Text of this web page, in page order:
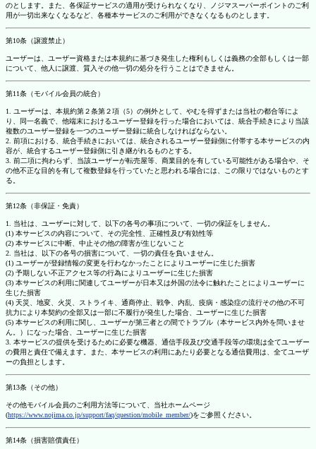
のとします。また、各保証サービスの適用が受けられなくなり、ノジマスーパーポイントのご利
用が一切出来なくなるなど、各種本サービスのご利用ができなくなるものとします。
第10条（譲渡禁止）
ユーザーは、ユーザー資格または本規約に基づき発生した権利もしくは義務の全部もしくは一部
について、他人に譲渡、質入その他一切の処分を行うことはできません。
第11条（モバイル会員の統合）
1. ユーザーは、本規約第２条第２項（5）の例外として、やむを得ずまたは当社の都合等によ
り、同一名義で、他端末におけるユーザー登録を行った場合においては、統合手続きにより当該
複数のユーザー登録を一つのユーザー登録に統合しなければならない。
2. 前項における、統合手続きにおいては、統合されるユーザー登録側に付帯する本サービスの内
容が、統合するユーザー登録側に引き継がれるものとする。
3. 前二項に拘わらず、当該ユーザーが転売屋等、商業目的を有している可能性がある場合や、そ
の他不正な目的を有して複数登録を行っていたと思われる場合には、この限りではないものとす
る。
第12条（非保証・免責）
1. 当社は、ユーザーに対して、以下の各号の事項について、一切の保証をしません。
(1) 本サービスの内容について、その完全性、正確性及び有効性等
(2) 本サービスに中断、中止その他の障害が生じないこと
2. 当社は、以下の各号の損害について、一切の責任を負いません。
(1) ユーザーが登録情報の変更を行わなかったことによりユーザーに生じた損害
(2) 予期しない不正アクセス等の行為によりユーザーに生じた損害
(3) 本サービスの利用に関連してユーザーが日本又は外国の法令に触れたことによりユーザーに
生じた損害
(4) 天災、地変、火災、ストライキ、通商停止、戦争、内乱、疫病・感染症の流行その他の不可
抗力により本契約の全部又は一部に不履行が発生した場合、ユーザーに生じた損害
(5) 本サービスの利用に関し、ユーザーが第三者との間でトラブル（本サービス内外を問いませ
ん。）になった場合、ユーザーに生じた損害
3. 本サービスの提供を受けるために必要な機器、通信手段及び交通手段等の環境は全てユーザー
の費用と責任で備えます。また、本サービスの利用にあたり必要となる通信費用は、全てユーザ
ーの負担とします。
第13条（その他）
その他モバイル会員のご利用方法等について、当社ホームページ
(https://www.nojima.co.jp/support/faq/question/mobile_member/)をご参照ください。
第14条（損害賠償責任）